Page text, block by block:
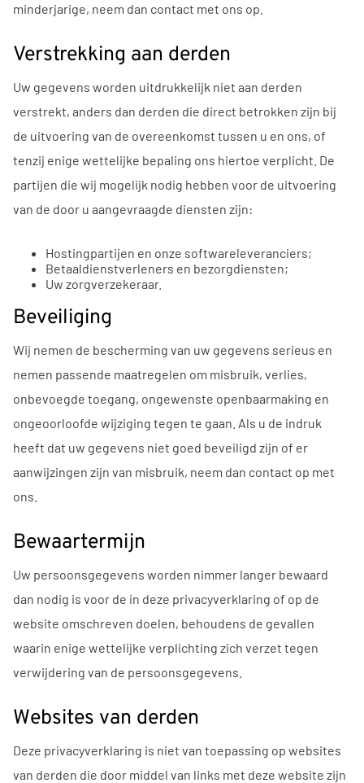
minderjarige, neem dan contact met ons op.
Verstrekking aan derden
Uw gegevens worden uitdrukkelijk niet aan derden
verstrekt, anders dan derden die direct betrokken zijn bij
de uitvoering van de overeenkomst tussen u en ons, of
tenzij enige wettelijke bepaling ons hiertoe verplicht. De
partijen die wij mogelijk nodig hebben voor de uitvoering
van de door u aangevraagde diensten zijn:
Hostingpartijen en onze softwareleveranciers;
Betaaldienstverleners en bezorgdiensten;
Uw zorgverzekeraar.
Beveiliging
Wij nemen de bescherming van uw gegevens serieus en
nemen passende maatregelen om misbruik, verlies,
onbevoegde toegang, ongewenste openbaarmaking en
ongeoorloofde wijziging tegen te gaan. Als u de indruk
heeft dat uw gegevens niet goed beveiligd zijn of er
aanwijzingen zijn van misbruik, neem dan contact op met
ons.
Bewaartermijn
Uw persoonsgegevens worden nimmer langer bewaard
dan nodig is voor de in deze privacyverklaring of op de
website omschreven doelen, behoudens de gevallen
waarin enige wettelijke verplichting zich verzet tegen
verwijdering van de persoonsgegevens.
Websites van derden
Deze privacyverklaring is niet van toepassing op websites
van derden die door middel van links met deze website zijn